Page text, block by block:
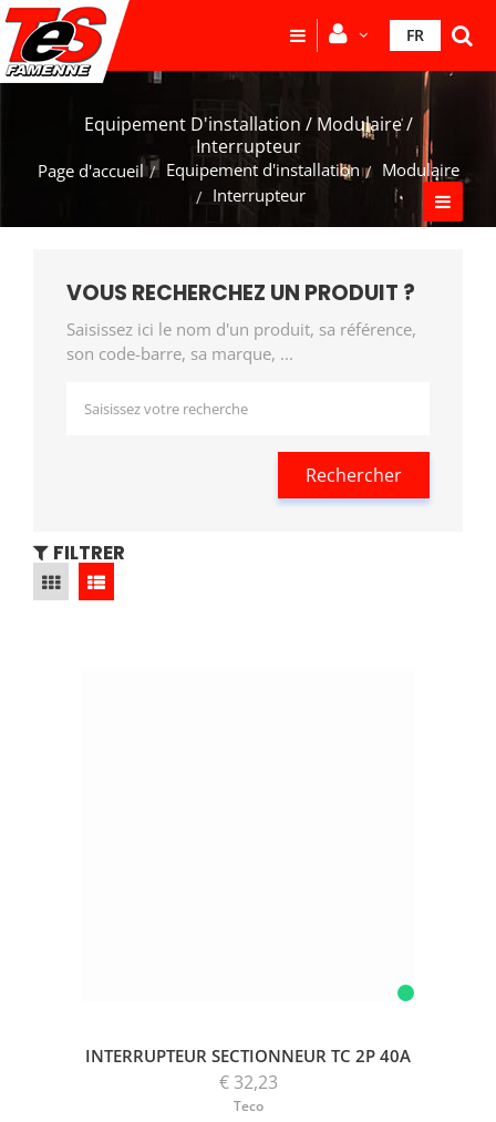
FR
Equipement D'installation / Modulaire /
Interrupteur
Page d'accueil Equipement d'installation
Modulaire
Interrupteur
VOUS RECHERCHEZ UN PRODUIT ?
Saisissez ici le nom d'un produit, sa référence,
son code-barre, sa marque, ...
Rechercher
FILTRER
INTERRUPTEUR SECTIONNEUR TC 2P 40A
€ 32,23
Teco